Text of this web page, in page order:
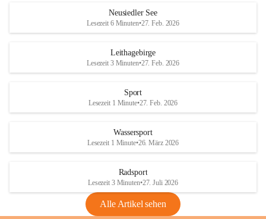
S
und den daraus folgenden wirtschaftlichen
Maßnahmen zur Bekämpfung
Rebe und der Amerikanischen
Anhang VBl. EU Nr. 18
1 Seite•1,4 MB
VBl. EU Nr. 18_2026
r
S
Neusiedler See
Lesezeit 6 Minuten•27. Feb. 2026
Leithagebirge
Lesezeit 3 Minuten•27. Feb. 2026
Sport
Lesezeit 1 Minute•27. Feb. 2026
Wassersport
Lesezeit 1 Minute•26. März 2026
Radsport
Lesezeit 3 Minuten•27. Juli 2026
Alle Artikel sehen